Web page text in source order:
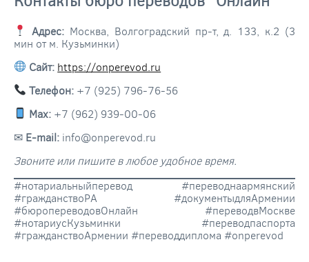
Адрес: Москва, Волгоградский пр-т, д. 133, к.2 (3
мин от м. Кузьминки)
Сайт: https://onperevod.ru
Телефон: +7 (925) 796-76-56
Max: +7 (962) 939-00-06
✉ E-mail: info@onperevod.ru
Звоните или пишите в любое удобное время.
#нотариальныйперевод #переводнаармянский
#гражданствоРА #документыдляАрмении
#бюропереводовОнлайн #переводвМоскве
#нотариусКузьминки #переводпаспорта
#гражданствоАрмении #переводдиплома #onperevod